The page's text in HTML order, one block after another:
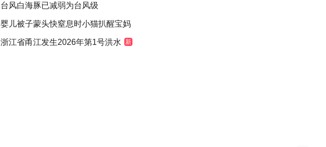
台风白海豚已减弱为台风级
婴儿被子蒙头快窒息时小猫扒醒宝妈
浙江省甬江发生2026年第1号洪水 新